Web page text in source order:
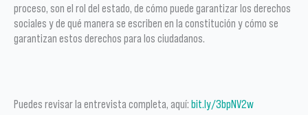
proceso, son el rol del estado, de cómo puede garantizar los derechos
sociales y de qué manera se escriben en la constitución y cómo se
garantizan estos derechos para los ciudadanos.
Puedes revisar la entrevista completa, aquí: bit.ly/3bpNV2w